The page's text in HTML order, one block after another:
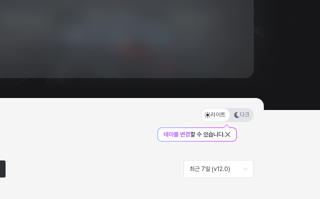
라이트 다크
테마를 변경할 수 있습니다.
최근 7일 (v12.0)